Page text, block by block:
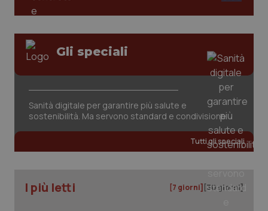
Gli speciali
Sanità digitale per garantire più salute e
sostenibilità. Ma servono standard e condivisione
Tutti gli speciali
I più letti [7 giorni] [30 giorni]
tracking-enable
www.quotidianosanita.it
tracking-sites-ironfish-
www.quotidianosanita.it